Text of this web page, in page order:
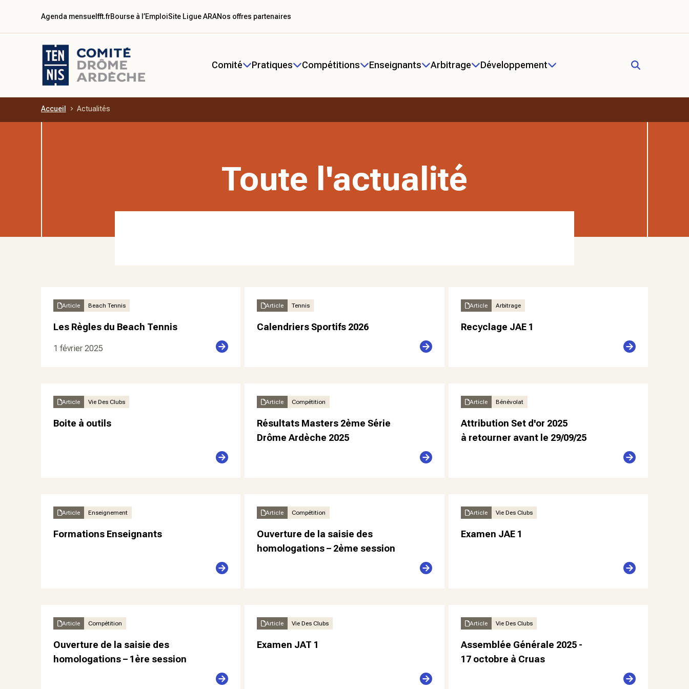
Aller au contenu principal
Comité Pratiques Compétitions Enseignants Arbitrage Développement
Agenda mensuel fft.frBourse à l’EmploiSite Ligue ARANos offres partenaires
Accueil Actualités
Toute l'actualité
Article Beach Tennis
Les Règles du Beach Tennis
1 février 2025
Article Tennis
Calendriers Sportifs 2026
Article Arbitrage
Recyclage JAE 1
Article Vie Des Clubs
Boite à outils
Article Compétition
Résultats Masters 2ème Série
Drôme Ardèche 2025
Article Bénévolat
Attribution Set d'or 2025
à retourner avant le 29/09/25
Article Enseignement
Formations Enseignants
Article Compétition
Ouverture de la saisie des
homologations – 2ème session
Article Vie Des Clubs
Examen JAE 1
Article Compétition
Ouverture de la saisie des
homologations – 1ère session
Article Vie Des Clubs
Examen JAT 1
Article Vie Des Clubs
Assemblée Générale 2025 -
17 octobre à Cruas